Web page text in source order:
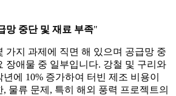
망 중단 및 재료 부족"
가지 과제에 직면 해 있으며 공급망 중
장애물 중 일부입니다. 강철 및 구리와
에 10% 증가하여 터빈 제조 비용이
물류 문제, 특히 해외 풍력 프로젝트의